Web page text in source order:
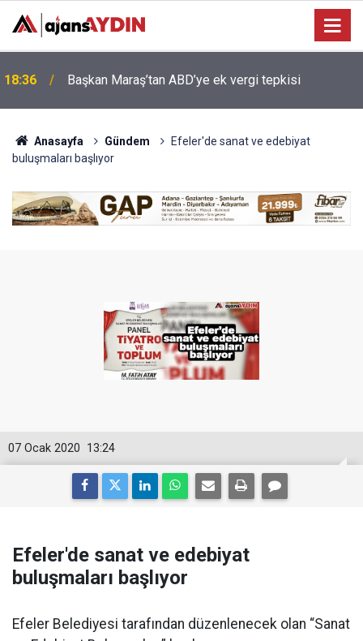
17:39 CHP'li meclis üyesi Ömer Akdağ AK Parti'ye katıldı
Anasayfa Gündem
Efeler'de sanat ve edebiyat
buluşmaları başlıyor
13:24
07 Ocak 2020
Efeler'de sanat ve edebiyat
buluşmaları başlıyor
Efeler Belediyesi tarafından düzenlenecek olan “Sanat